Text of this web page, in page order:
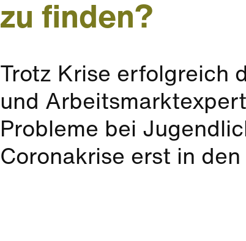
zu finden?
Trotz Krise erfolgreich
und
Probleme bei
Coronakrise erst in den